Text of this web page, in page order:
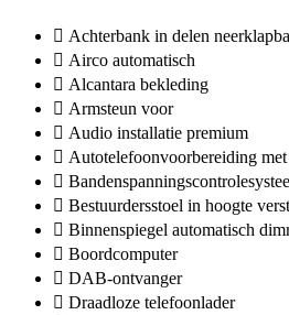
Achterbank in delen
Airco automatisch
Alcantara bekleding
Armsteun voor
Audio installatie premium
Autotelefoonvoorbereiding
Bestuurdersstoel in hoogte
Binnenspiegel automatisch
Boordcomputer
DAB-ontvanger
Draadloze telefoonlader